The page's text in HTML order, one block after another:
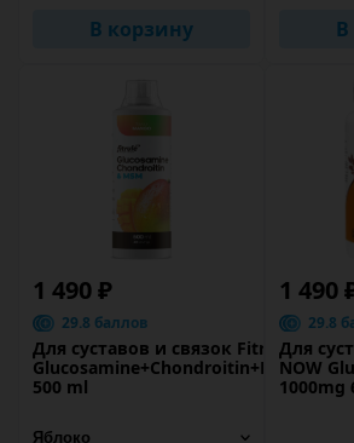
В корзину
1 490 ₽
29.8 баллов
Для суставов и связок Fitrule
Glucosamine+Chondroitin+MSM
500 ml
1 490
29.8
Для
NOW
1000mg